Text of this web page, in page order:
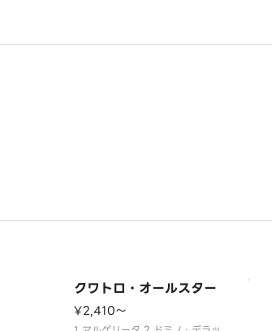
クワトロ・オールスター
¥2,410〜